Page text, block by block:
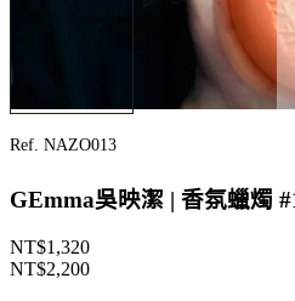
Ref. NAZO013
GEmma吳映潔 | 香氛蠟燭
NT$1,320
NT$2,200